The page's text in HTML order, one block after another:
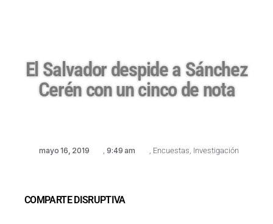
El Salvador despide a Sánchez
Cerén con un cinco de nota
mayo 16, 2019 , 9:49 am , Encuestas, Investigación
COMPARTE DISRUPTIVA